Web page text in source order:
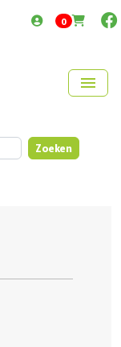
0items in cart
menu
Zoeken